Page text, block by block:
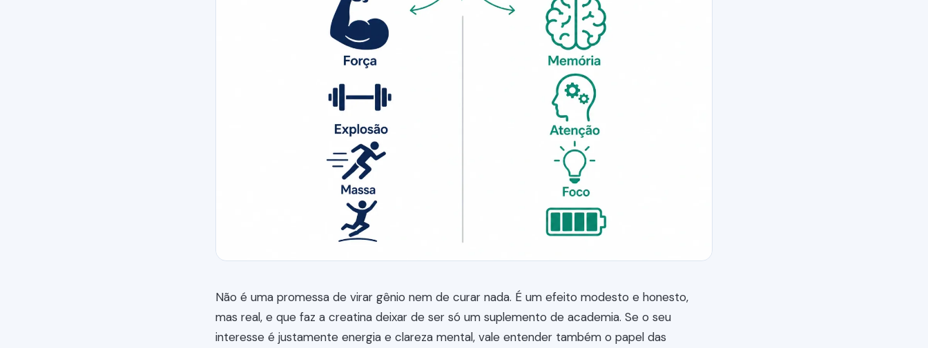
Não é uma promessa de virar gênio nem de curar nada. É um efeito modesto e honesto,
mas real, e que faz a creatina deixar de ser só um suplemento de academia. Se o seu
interesse é justamente energia e clareza mental, vale entender também o papel das